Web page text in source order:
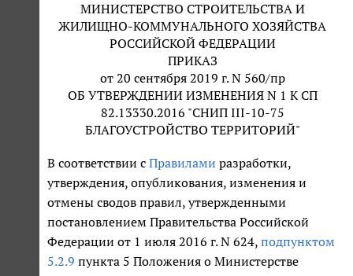
МИНИСТЕРСТВО СТРОИТЕЛЬСТВА И
ЖИЛИЩНО-КОММУНАЛЬНОГО ХОЗЯЙСТВА
РОССИЙСКОЙ ФЕДЕРАЦИИ
ПРИКАЗ
от 20 сентября 2019 г. N 560/пр
ОБ УТВЕРЖДЕНИИ ИЗМЕНЕНИЯ N 1 К СП
82.13330.2016 "СНИП III-10-75
БЛАГОУСТРОЙСТВО ТЕРРИТОРИЙ"
В соответствии с Правилами разработки,
утверждения, опубликования, изменения и
отмены сводов правил, утвержденными
постановлением Правительства Российской
Федерации от 1 июля 2016 г. N 624, подпунктом
5.2.9 пункта 5 Положения о Министерстве